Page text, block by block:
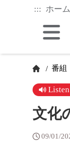
::: ホーム
/ 番組
文化
09/01/